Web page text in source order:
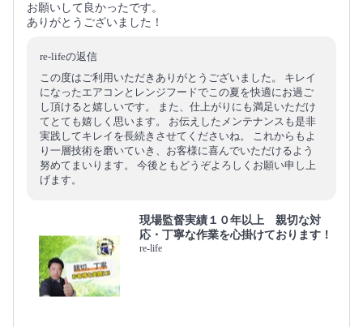
お願いして良かったです。
ありがとうございました！
re-lifeの返信
この度はご利用いただきありがとうございました。 キレイ
になったエアコンとレンジフードでこの夏を快適にお過ご
し頂けると嬉しいです。 また、仕上がりにも満足いただけ
てとても嬉しく思います。 お伝えしたメンテナンスも是非
実践してキレイを長続きさせてくださいね。 これからもよ
り一層技術を磨いていき、お客様に喜んでいただけるよう
努めてまいります。 今後ともどうぞよろしくお願い申し上
げます。
現場監督実績１０年以上 親切な対
応・丁寧な作業を心掛けております！
re-life